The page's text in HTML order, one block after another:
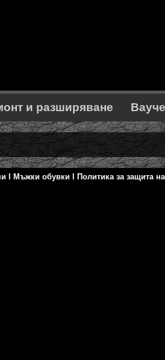
и разширяване
Мъжки обувки Политика за защита